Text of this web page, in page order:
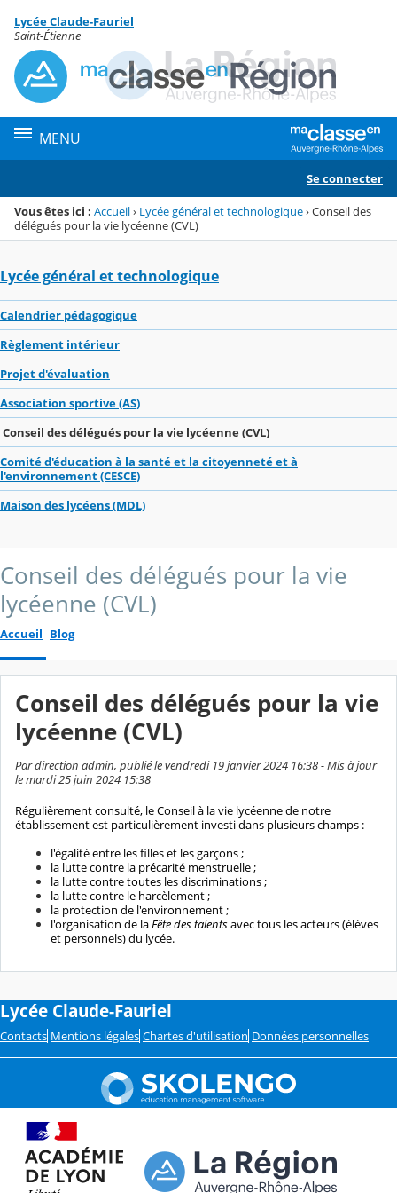
Menu de la rubrique
Contenu
Lycée Claude-Fauriel
Saint-Étienne
MENU
Se connecter
Vous êtes ici : Accueil› Lycée général et technologique›Conseil des
délégués pour la vie lycéenne (CVL)
Lycée général et technologique
Calendrier pédagogique
Règlement intérieur
Projet d'évaluation
Association sportive (AS)
Conseil des délégués pour la vie lycéenne (CVL)
Comité d'éducation à la santé et la citoyenneté et à
l'environnement (CESCE)
Maison des lycéens (MDL)
Conseil des délégués pour la vie
lycéenne (CVL)
Accueil Blog
Conseil des délégués pour la vie
lycéenne (CVL)
Par direction admin, publié le vendredi 19 janvier 2024 16:38 - Mis à jour
le mardi 25 juin 2024 15:38
Régulièrement consulté, le Conseil à la vie lycéenne de notre
établissement est particulièrement investi dans plusieurs champs :
l'égalité entre les filles et les garçons ;
la lutte contre la précarité menstruelle ;
la lutte contre toutes les discriminations ;
la lutte contre le harcèlement ;
la protection de l'environnement ;
l'organisation de laFête des talentsavec tous les acteurs (élèves
et personnels) du lycée.
Lycée Claude-Fauriel
Contacts Mentions légales Chartes d'utilisation Données personnelles